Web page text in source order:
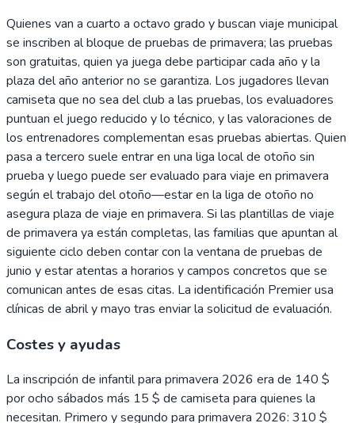
Quienes van a cuarto a octavo grado y buscan viaje municipal
se inscriben al bloque de pruebas de primavera; las pruebas
son gratuitas, quien ya juega debe participar cada año y la
plaza del año anterior no se garantiza. Los jugadores llevan
camiseta que no sea del club a las pruebas, los evaluadores
puntuan el juego reducido y lo técnico, y las valoraciones de
los entrenadores complementan esas pruebas abiertas. Quien
pasa a tercero suele entrar en una liga local de otoño sin
prueba y luego puede ser evaluado para viaje en primavera
según el trabajo del otoño—estar en la liga de otoño no
asegura plaza de viaje en primavera. Si las plantillas de viaje
de primavera ya están completas, las familias que apuntan al
siguiente ciclo deben contar con la ventana de pruebas de
junio y estar atentas a horarios y campos concretos que se
comunican antes de esas citas. La identificación Premier usa
clínicas de abril y mayo tras enviar la solicitud de evaluación.
Costes y ayudas
La inscripción de infantil para primavera 2026 era de 140 $
por ocho sábados más 15 $ de camiseta para quienes la
necesitan. Primero y segundo para primavera 2026: 310 $